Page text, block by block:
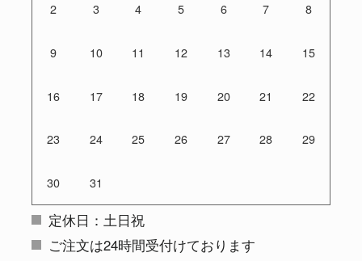
2 3 4 5 6 7 8
9 10 11 12 13 14 15
16 17 18 19 20 21 22
23 24 25 26 27 28 29
30 31
定休日：土日祝
ご注文は24時間受付けております